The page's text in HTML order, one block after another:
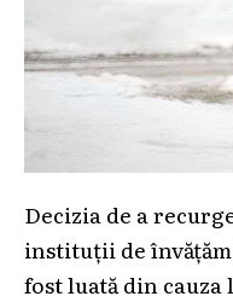
Decizia de a
instituții de
fost luată din